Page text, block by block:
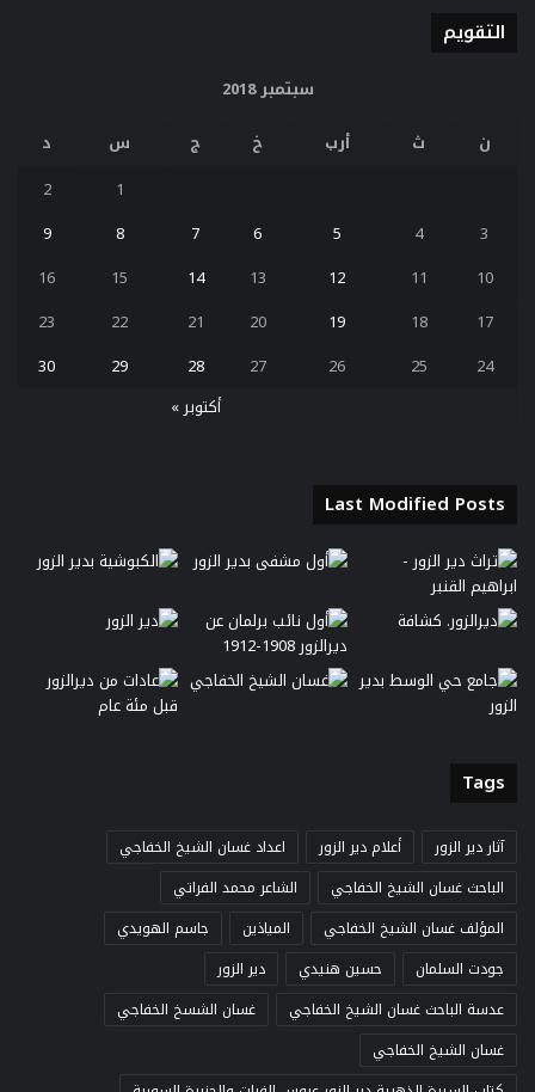
التقويم
سبتمبر 2018
ن
ث أرب خ ج س د
أكتوبر »
1
2
3
4
5
6
7
8
9
10
11
12
13
14
15
16
17
18
19
20
21
22
23
24
25
26
27
28
29
30
Last Modified Posts
Tags
آثار دير الزور أعلام دير الزور
اعداد غسان الشيخ الخفاجي
الباحث غسان الشيخ الخفاجي
الشاعر محمد الفراتي
المؤلف غسان الشيخ الخفاجي
المياذين
جاسم الهويدي
جودت السلمان
حسين هنيدي
دير الزور
عدسة الباحث غسان الشيخ الخفاجي
غسان الشسخ الخفاجي
غسان الشيخ الخفاجي